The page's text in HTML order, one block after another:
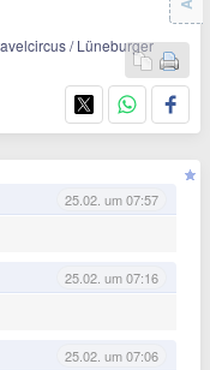
/ Lüneburger
25.02. um 07:57
25.02. um 07:16
25.02. um 07:06